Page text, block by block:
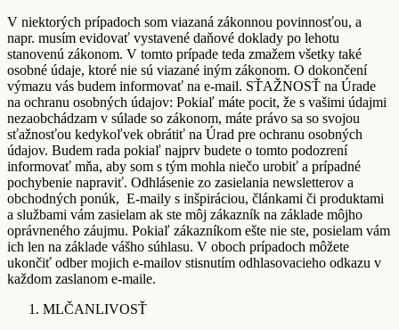
V niektorých prípadoch som viazaná zákonnou povinnosťou, a
napr. musím evidovať vystavené daňové doklady po lehotu
stanovenú zákonom. V tomto prípade teda zmažem všetky také
osobné údaje, ktoré nie sú viazané iným zákonom. O dokončení
výmazu vás budem informovať na e-mail. SŤAŽNOSŤ na Úrade
na ochranu osobných údajov: Pokiaľ máte pocit, že s vašimi údajmi
nezaobchádzam v súlade so zákonom, máte právo sa so svojou
sťažnosťou kedykoľvek obrátiť na Úrad pre ochranu osobných
údajov. Budem rada pokiaľ najprv budete o tomto podozrení
informovať mňa, aby som s tým mohla niečo urobiť a prípadné
pochybenie napraviť. Odhlásenie zo zasielania newsletterov a
obchodných ponúk, E-maily s inšpiráciou, článkami či produktami
a službami vám zasielam ak ste môj zákazník na základe môjho
oprávneného záujmu. Pokiaľ zákazníkom ešte nie ste, posielam vám
ich len na základe vášho súhlasu. V oboch prípadoch môžete
ukončiť odber mojich e-mailov stisnutím odhlasovacieho odkazu v
každom zaslanom e-maile.
MLČANLIVOSŤ